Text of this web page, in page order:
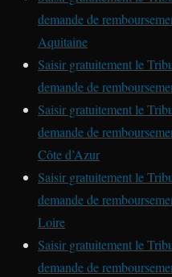
demande de
Aquitaine
Saisir gratuitement le
demande de
Saisir gratuitement le
demande de
Côte d’Azur
Saisir gratuitement le
demande de
Loire
Saisir gratuitement le
demande de